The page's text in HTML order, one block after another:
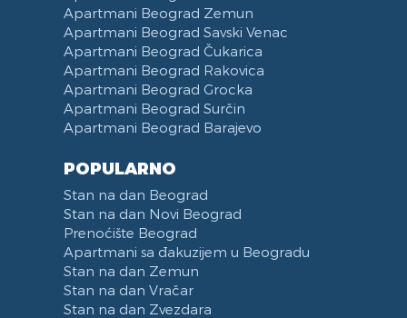
Apartmani Beograd Zemun
Apartmani Beograd Savski Venac
Apartmani Beograd Čukarica
Apartmani Beograd Rakovica
Apartmani Beograd Grocka
Apartmani Beograd Surčin
Apartmani Beograd Barajevo
POPULARNO
Stan na dan Beograd
Stan na dan Novi Beograd
Prenoćište Beograd
Apartmani sa đakuzijem u Beogradu
Stan na dan Zemun
Stan na dan Vračar
Stan na dan Zvezdara